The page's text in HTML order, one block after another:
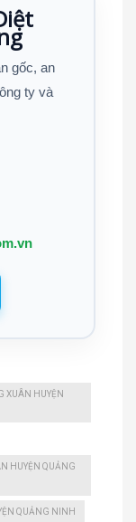
gốc, an
ty và
XUÂN HUYỆN
HUYỆN QUẢNG
QUẢNG NINH